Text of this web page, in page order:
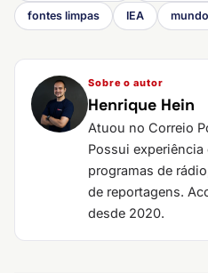
fontes limpas IEA mundo
Sobre o autor
Henrique Hein
Atuou no Correio
Possui
programas de
de reportagens.
desde 2020.